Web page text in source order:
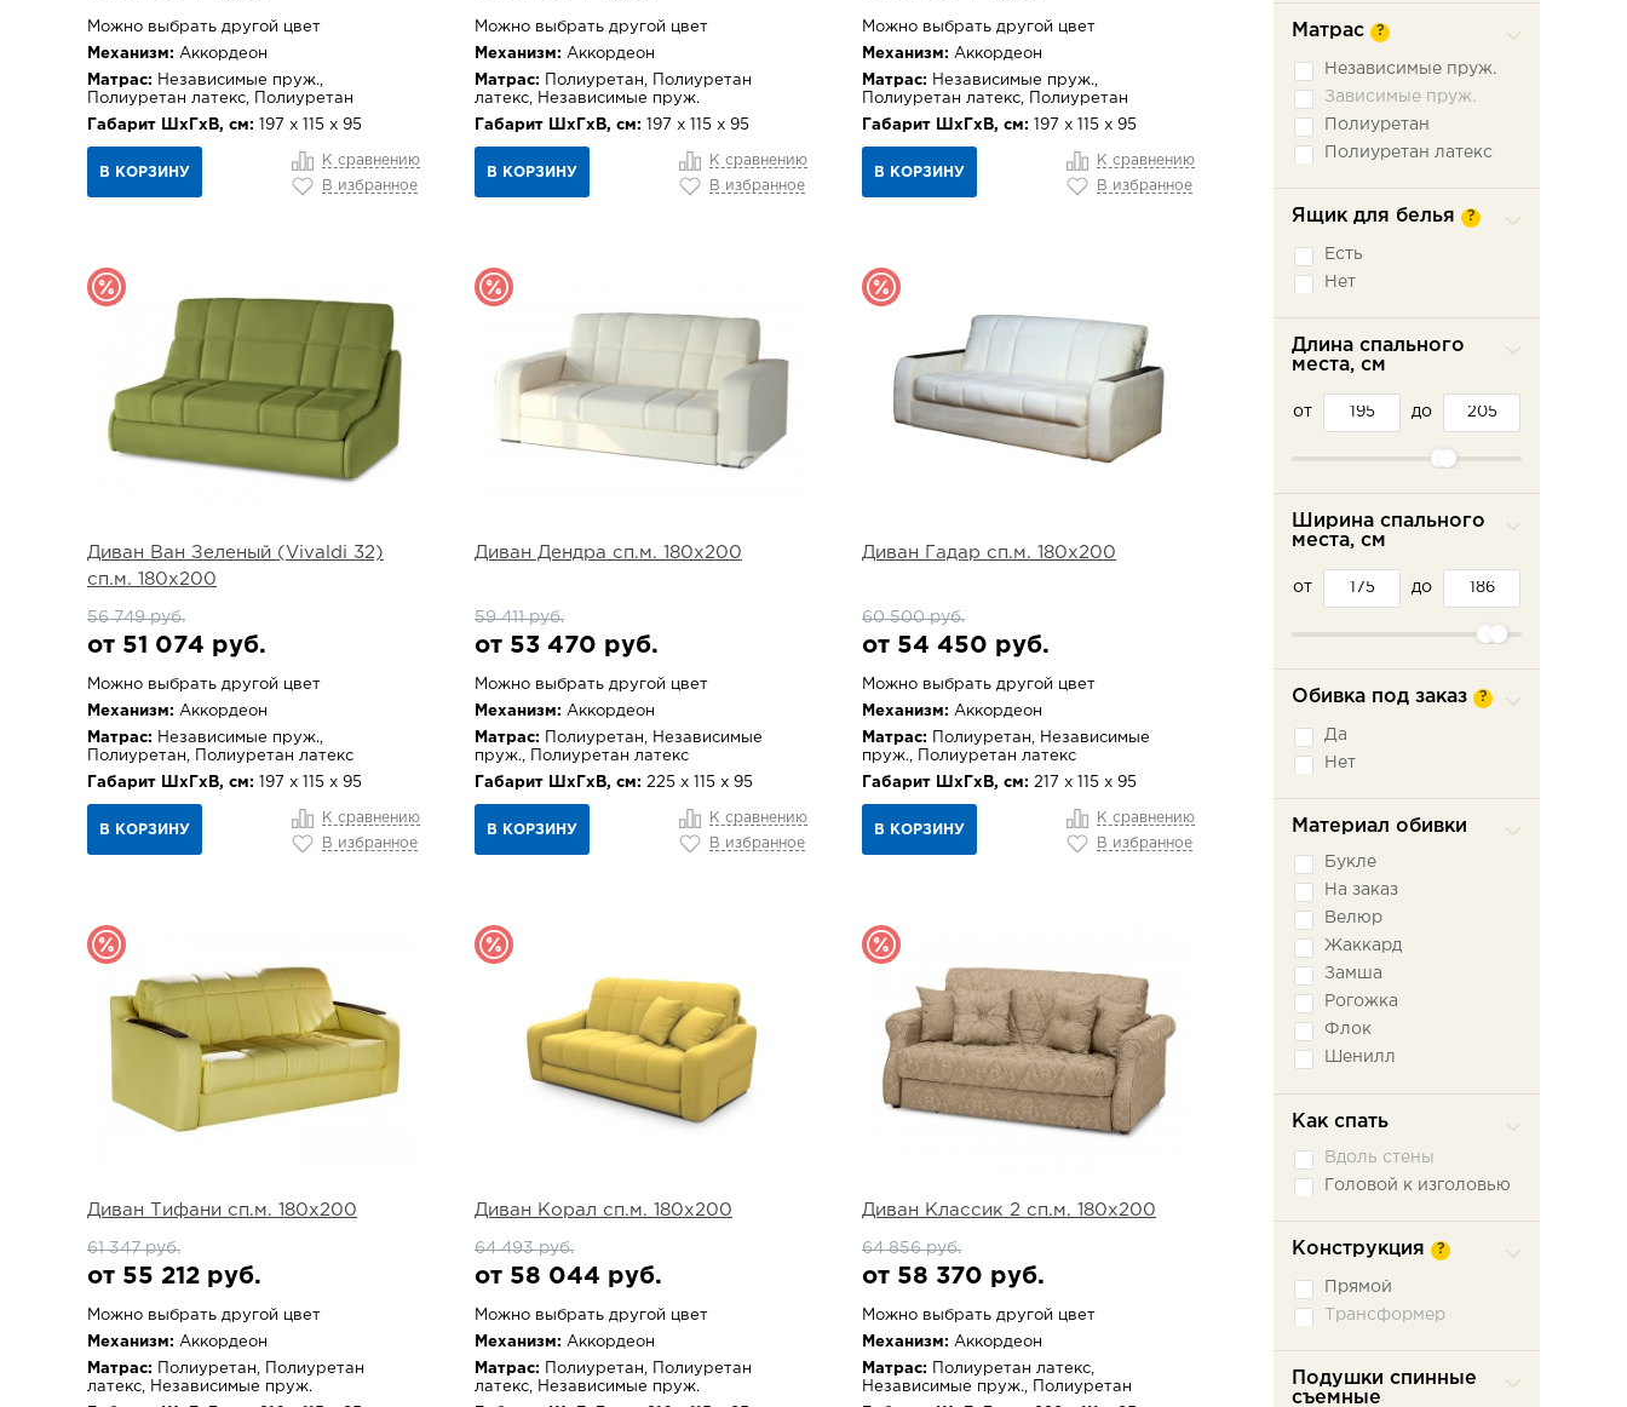
Можно выбрать другой цвет
Механизм: Аккордеон
Матрас: Независимые пруж.,
Полиуретан латекс, Полиуретан
Габарит ШхГхВ, см: 197 х 115 х 95
В КОРЗИНУ
К сравнению
В избранное
Можно выбрать другой цвет
Механизм: Аккордеон
Матрас: Полиуретан, Полиуретан
латекс, Независимые пруж.
Габарит ШхГхВ, см: 197 х 115 х 95
В КОРЗИНУ
К сравнению
В избранное
Можно выбрать другой цвет
Механизм: Аккордеон
Матрас: Независимые пруж.,
Полиуретан латекс, Полиуретан
Габарит ШхГхВ, см: 197 х 115 х 95
В КОРЗИНУ
К сравнению
В избранное
Диван Ван Зеленый (Vivaldi 32)
сп.м. 180х200
56 749 руб.
от 51 074 руб.
Можно выбрать другой цвет
Механизм: Аккордеон
Матрас: Независимые пруж.,
Полиуретан, Полиуретан латекс
Габарит ШхГхВ, см: 197 х 115 х 95
В КОРЗИНУ
К сравнению
В избранное
Диван Дендра сп.м. 180х200
59 411 руб.
от 53 470 руб.
Можно выбрать другой цвет
Механизм: Аккордеон
Матрас: Полиуретан, Независимые
пруж., Полиуретан латекс
Габарит ШхГхВ, см: 225 х 115 х 95
В КОРЗИНУ
К сравнению
В избранное
Диван Гадар сп.м. 180х200
60 500 руб.
от 54 450 руб.
Можно выбрать другой цвет
Механизм: Аккордеон
Матрас: Полиуретан, Независимые
пруж., Полиуретан латекс
Габарит ШхГхВ, см: 217 х 115 х 95
В КОРЗИНУ
К сравнению
В избранное
Диван Тифани сп.м. 180х200
61 347 руб.
от 55 212 руб.
Можно выбрать другой цвет
Механизм: Аккордеон
Матрас: Полиуретан, Полиуретан
латекс, Независимые пруж.
Диван Корал сп.м. 180х200
64 493 руб.
от 58 044 руб.
Можно выбрать другой цвет
Механизм: Аккордеон
Матрас: Полиуретан, Полиуретан
латекс, Независимые пруж.
Диван Классик 2 сп.м. 180х200
64 856 руб.
от 58 370 руб.
Можно выбрать другой цвет
Механизм: Аккордеон
Матрас: Полиуретан латекс,
Независимые пруж., Полиуретан
Малютка
Пантограф
Подъемное сидение
Сабля
Трехсекционная
Седафлекс
раскладушка
Матрас ?
Независимые пруж.
Зависимые пруж.
Полиуретан
Полиуретан латекс
Ящик для белья ?
Есть
Нет
Длина спального
места, см
от до
Ширина спального
места, см
от до
Обивка под заказ ?
Да
Нет
Материал обивки
Букле
На заказ
Велюр
Жаккард
Замша
Рогожка
Флок
Шенилл
Как спать
Вдоль стены
Головой к изголовью
Конструкция ?
Прямой
Трансформер
Подушки спинные
съемные